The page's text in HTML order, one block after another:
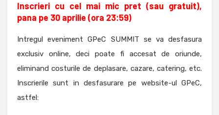
Inscrieri cu cel mai mic pret (sau gratuit),
pana pe 30 aprilie (ora 23:59)
Intregul eveniment GPeC SUMMIT se va desfasura
exclusiv online, deci poate fi accesat de oriunde,
eliminand costurile de deplasare, cazare, catering, etc.
Inscrierile sunt in desfasurare pe website-ul GPeC,
astfel: